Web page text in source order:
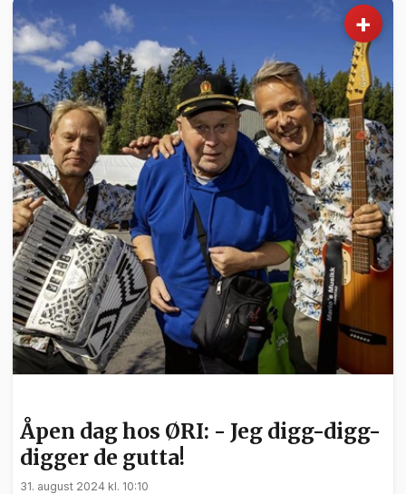
+
Åpen dag hos ØRI: - Jeg digg-digg-
digger de gutta!
31. august 2024 kl. 10:10